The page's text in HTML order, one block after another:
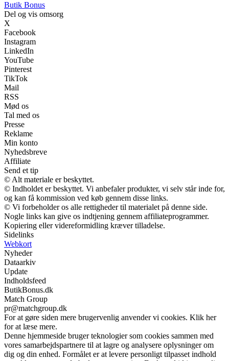
Butik Bonus
Del og vis omsorg
X
Facebook
Instagram
LinkedIn
YouTube
Pinterest
TikTok
Mail
RSS
Mød os
Tal med os
Presse
Reklame
Min konto
Nyhedsbreve
Affiliate
Send et tip
© Alt materiale er beskyttet.
© Indholdet er beskyttet. Vi anbefaler produkter, vi selv står inde for,
og kan få kommission ved køb gennem disse links.
© Vi forbeholder os alle rettigheder til materialet på denne side.
Nogle links kan give os indtjening gennem affiliateprogrammer.
Kopiering eller videreformidling kræver tilladelse.
Sidelinks
Webkort
Nyheder
Dataarkiv
Update
Indholdsfeed
ButikBonus.dk
Match Group
pr@matchgroup.dk
For at gøre siden mere brugervenlig anvender vi cookies. Klik her
for at læse mere.
Denne hjemmeside bruger teknologier som cookies sammen med
vores samarbejdspartnere til at lagre og analysere oplysninger om
dig og din enhed. Formålet er at levere personligt tilpasset indhold